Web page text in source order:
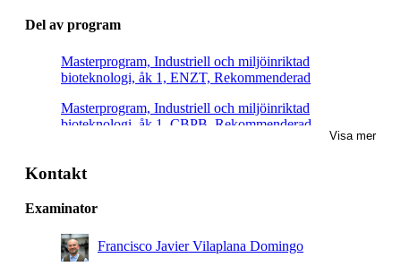
Del av program
Masterprogram, Industriell och miljöinriktad
bioteknologi, åk 1, ENZT, Rekommenderad
Masterprogram, Industriell och miljöinriktad
bioteknologi, åk 1, CBPB, Rekommenderad
bioteknologi, åk 1, ENBT, Obligatorisk
Masterprogram, Industriell och miljöinriktad
bioteknologi, åk 1
Visa mer
Kontakt
Examinator
Francisco Javier Vilaplana Domingo